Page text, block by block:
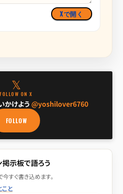
Xで開く
𝕏
FOLLOW ON X
かけよう @yoshilover6760
FOLLOW
掲示板で語ろう
すぐ書き込めます。
と